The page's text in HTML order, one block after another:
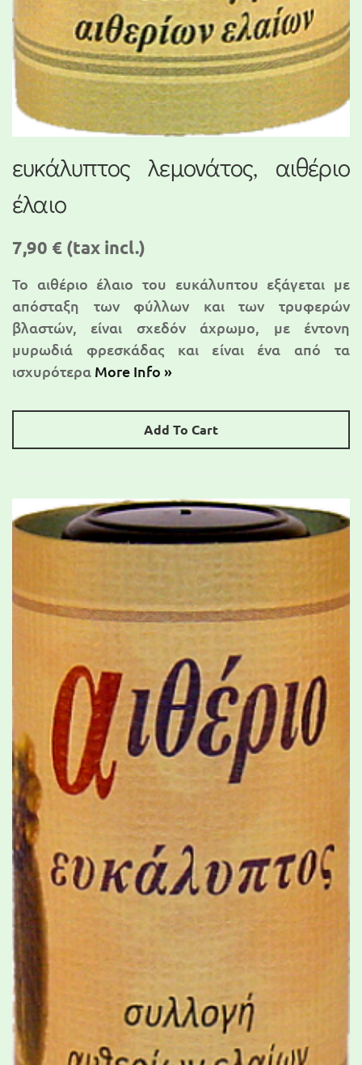
ευκάλυπτος λεμονάτος, αιθέριο
έλαιο
7,90 € (tax incl.)
Το αιθέριο έλαιο του ευκάλυπτου εξάγεται με
απόσταξη των φύλλων και των τρυφερών
βλαστών, είναι σχεδόν άχρωμο, με έντονη
μυρωδιά φρεσκάδας και είναι ένα από τα
ισχυρότερα More Info »
Add To Cart